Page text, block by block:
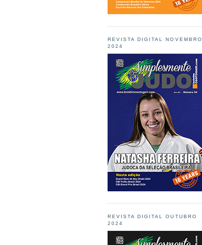
REVISTA DIGITAL NOVEMBRO
2024
REVISTA DIGITAL OUTUBRO
2024